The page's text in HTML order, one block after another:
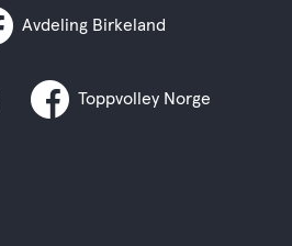
Avdeling Birkeland
Toppvolley Norge